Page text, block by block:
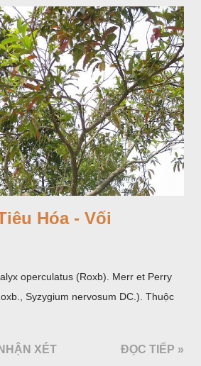
đã thu được kết quả ban đầu (những
trồng đến năm thứ hai, thứ ba mới hái
10 - 20 năm.
Hóa - Vối
operculatus (Roxb). Merr et Perry
Syzygium nervosum DC.). Thuộc
XÉT ĐỌC TIẾP »